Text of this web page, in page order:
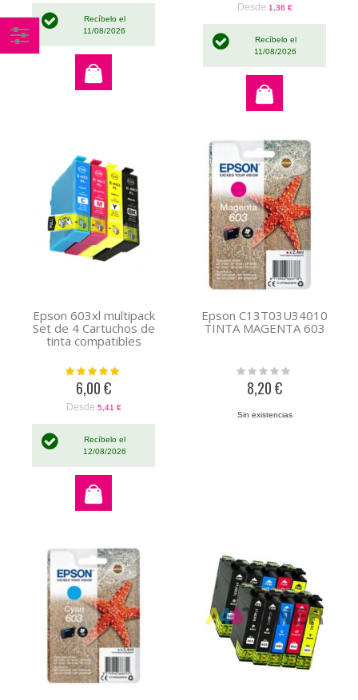
Recíbelo el
11/08/2026
Desde 1,36 €
Recíbelo el
11/08/2026
Epson 603xl multipack
Set de 4 Cartuchos de
tinta compatibles
Valoración:
6,00 €
Desde 5,41 €
Recíbelo el
12/08/2026
Epson C13T03U34010
TINTA MAGENTA 603
Rating:
8,20 €
Sin existencias
Comprar